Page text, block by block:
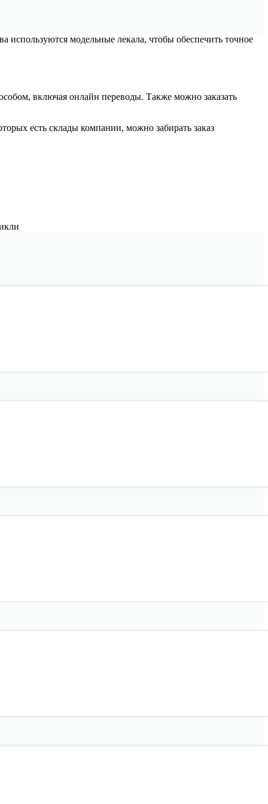
модельные лекала, чтобы обеспечить точное
включая онлайн переводы. Также можно заказать
есть склады компании, можно забирать заказ